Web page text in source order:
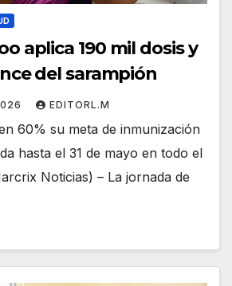
aplica 190 mil dosis y
del sarampión
EDITORL.M
60% su meta de inmunización
hasta el 31 de mayo en todo el
Noticias) – La jornada de